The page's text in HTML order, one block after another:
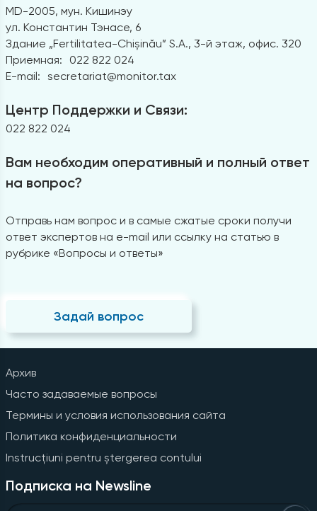
MD-2005, мун. Кишинэу
ул. Константин Тэнасе, 6
Здание „Fertilitatea-Chișinău” S.A., 3-й этаж, офис. 320
Приемная:
022 822 024
E-mail: secretariat@monitor.tax
Центр Поддержки и Связи:
022 822 024
Вам необходим оперативный и полный ответ
на вопрос?
Отправь нам вопрос и в самые сжатые сроки получи
ответ экспертов на e-mail или ссылку на статью в
рубрике «Вопросы и ответы»
Задай вопрос
Архив
Часто задаваемые вопросы
Термины и условия использования сайта
Политика конфиденциальности
Instrucțiuni pentru ștergerea contului
Подписка на Newsline